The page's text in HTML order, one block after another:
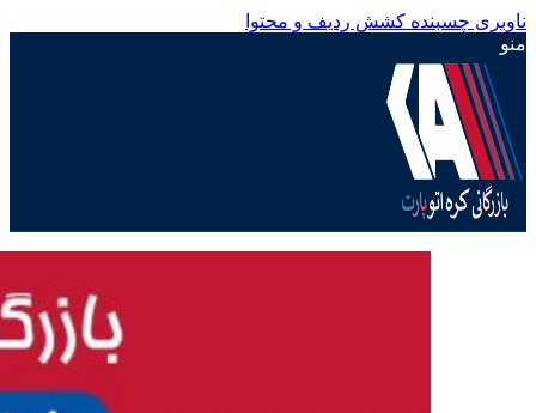
ناوبری چسبنده کشش ردیف و محتوا
منو